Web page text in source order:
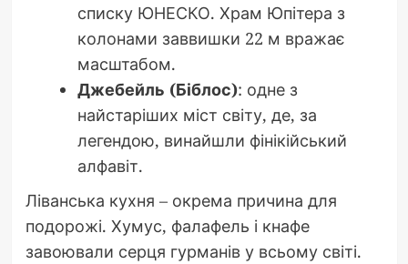
списку ЮНЕСКО. Храм Юпітера з
колонами заввишки 22 м вражає
масштабом.
Джебейль (Біблос): одне з
найстаріших міст світу, де, за
легендою, винайшли фінікійський
алфавіт.
Ліванська кухня – окрема причина для
подорожі. Хумус, фалафель і кнафе
завоювали серця гурманів у всьому світі.